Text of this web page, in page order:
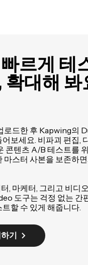
르게 테
확대해 봐
로드한 후 Kapwing의
보세요. 비파괴 편집,
콘텐츠 A/B 테스트를
마스터 사본을 보존하
, 마케터, 그리고 비디
도구는 걱정 없는 간
할 수 있게 해줍니다.
기